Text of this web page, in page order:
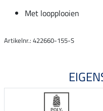
Met loopplooien
Artikelnr.: 422660-155-S